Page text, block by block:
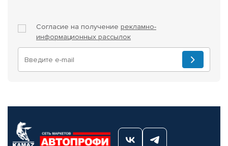
Согласие на получение рекламно-
информационных рассылок